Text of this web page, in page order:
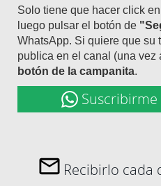
Solo tiene que hacer click
luego pulsar el botón de
WhatsApp. Si quiere que su
publica en el canal (una vez
botón de la campanita.
Recibirlo cada